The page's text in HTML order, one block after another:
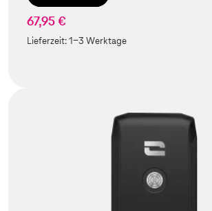
67,95 €
Lieferzeit:1-3 Werktage